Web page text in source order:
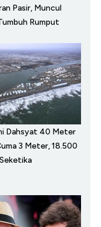
Pasir, Muncul
Rumput
Dahsyat 40 Meter
3 Meter, 18.500